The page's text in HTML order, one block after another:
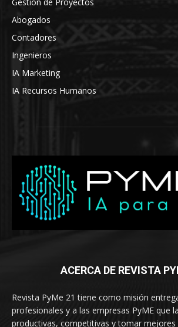
Gestión de Proyectos
Abogados
Contadores
Ingenieros
IA Marketing
IA Recursos Humanos
ACERCA DE REVISTA
Revista PyMe 21 tiene como misión
profesionales y a las empresas PyME que
productivas, competitivas y tomar mejores